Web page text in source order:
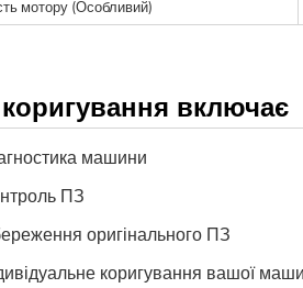
мотору (Особливий)
включає
машини
ПЗ
оригінального ПЗ
коригування вашої